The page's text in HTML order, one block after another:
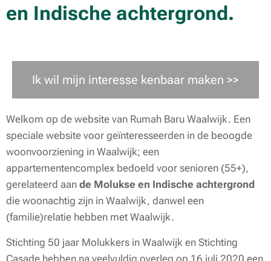
en Indische achtergrond.
Ik wil mijn interesse kenbaar maken >>
Welkom op de website van Rumah Baru Waalwijk. Een
speciale website voor geïnteresseerden in de beoogde
woonvoorziening in Waalwijk; een
appartementencomplex bedoeld voor senioren (55+),
gerelateerd aan de Molukse en Indische achtergrond
die woonachtig zijn in Waalwijk, danwel een
(familie)relatie hebben met Waalwijk.
Stichting 50 jaar Molukkers in Waalwijk en Stichting